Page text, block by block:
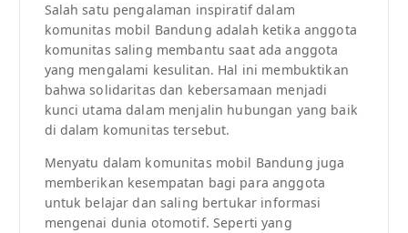
Salah satu pengalaman inspiratif dalam
komunitas mobil Bandung adalah ketika anggota
komunitas saling membantu saat ada anggota
yang mengalami kesulitan. Hal ini membuktikan
bahwa solidaritas dan kebersamaan menjadi
kunci utama dalam menjalin hubungan yang baik
di dalam komunitas tersebut.
Menyatu dalam komunitas mobil Bandung juga
memberikan kesempatan bagi para anggota
untuk belajar dan saling bertukar informasi
mengenai dunia otomotif. Seperti yang